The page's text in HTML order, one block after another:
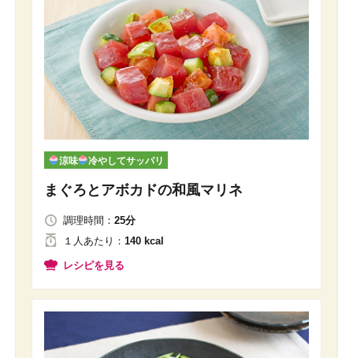
涼味 冷やしてサッパリ
まぐろとアボカドの和風マリネ
調理時間： 25分
１人 あたり ： 140 kcal
レシピを見る